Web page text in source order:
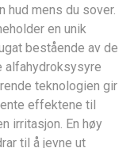
hud mens du sover.
en unik
bestående av de
alfahydroksysyre
teknologien gir
effektene til
irritasjon. En høy
til å jevne ut